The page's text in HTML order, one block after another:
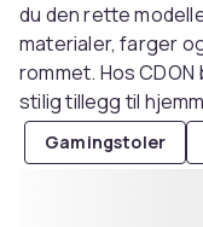
du den rette
materialer, farger
rommet. Hos
stilig tillegg til
Gamingstoler